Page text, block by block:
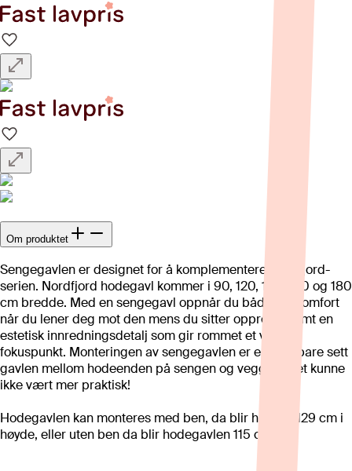
Om produktet
Sengegavlen er designet for å komplementere Nordfjord-
serien. Nordfjord hodegavl kommer i 90, 120, 140, 150 og 180
cm bredde. Med en sengegavl oppnår du både økt komfort
når du lener deg mot den mens du sitter oppreist, samt en
estetisk innredningsdetalj som gir rommet et visuelt
fokuspunkt. Monteringen av sengegavlen er enkel – bare sett
gavlen mellom hodeenden på sengen og veggen. Det kunne
ikke vært mer praktisk!
Hodegavlen kan monteres med ben, da blir høyden 129 cm i
høyde, eller uten ben da blir hodegavlen 115 cm høy.